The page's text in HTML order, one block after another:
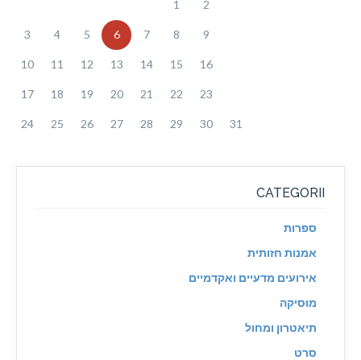
1 2
3 4 5 6 7 8 9
10 11 12 13 14 15 16
17 18 19 20 21 22 23
24 25 26 27 28 29 30 31
CATEGORII
ספרות
אמנות חזותית
אירועים מדעיים ואקדמיים
מוסיקה
תיאטרון ומחול
סרט